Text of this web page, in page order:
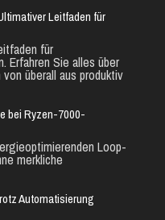
Leitfaden für
für
Erfahren Sie alles über
überall aus produktiv
bei Ryzen-7000-
Loop-
merkliche
Automatisierung